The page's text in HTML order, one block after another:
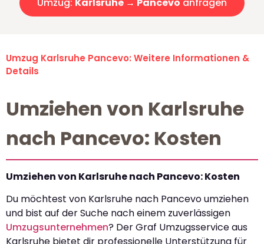
Umzug Karlsruhe Pancevo: Weitere Informationen &
Details
Umziehen von Karlsruhe
nach Pancevo: Kosten
Umziehen von Karlsruhe nach Pancevo: Kosten
Du möchtest von Karlsruhe nach Pancevo umziehen
und bist auf der Suche nach einem zuverlässigen
Umzugsunternehmen? Der Graf Umzugsservice aus